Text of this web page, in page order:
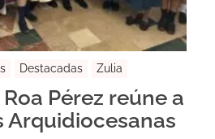
Destacadas Zulia
Pérez reúne a
Arquidiocesanas